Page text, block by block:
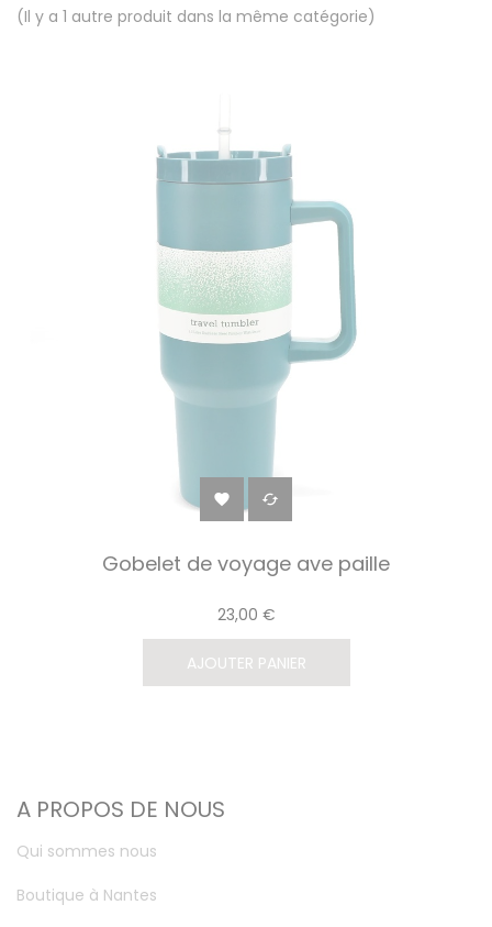
(Il y a 1 autre produit dans la même catégorie)
 
Gobelet de voyage ave paille
23,00 €
AJOUTER PANIER
A PROPOS DE NOUS
Qui sommes nous
Boutique à Nantes